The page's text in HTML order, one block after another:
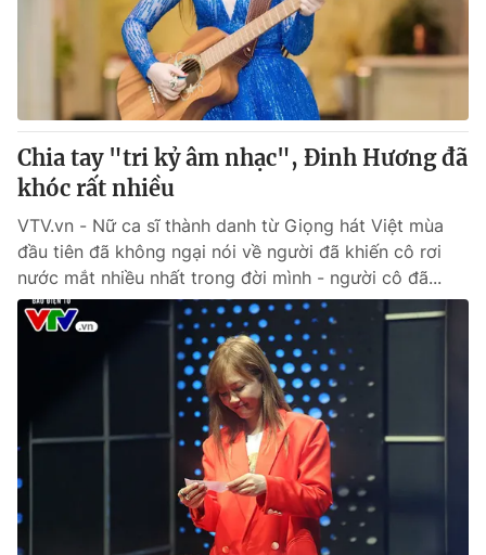
Chất lượng cuộc sống
Học trực tuyến
Hitech Công nghệ tương lai
Sản phẩm
Thị trường
Tư vấn
Giao lưu trực tuyến
Lịch phát sóng
Emagazine Podcast
Photo Infographic
Shorts video
VTV Money VTV Thể thao
VTV Sức khoẻ Bất động sản
Chia tay "tri kỷ âm nhạc", Đinh Hương đã
khóc rất nhiều
VTV.vn - Nữ ca sĩ thành danh từ Giọng hát Việt mùa
đầu tiên đã không ngại nói về người đã khiến cô rơi
nước mắt nhiều nhất trong đời mình - người cô đã...